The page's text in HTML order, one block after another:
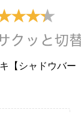
【シャドウバー